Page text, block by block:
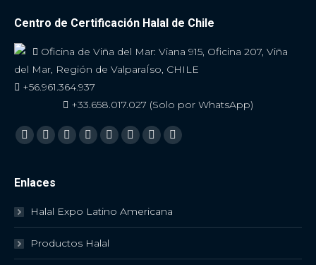
Centro de Certificación Halal de Chile
Oficina de Viña del Mar: Viana 915, Oficina 207, Viña
del Mar, Región de ValparaÍso, CHILE
+56.961.364.937
+33.658.017.027 (Solo por WhatsApp)
Encuéntranos en:
Facebook
TwitterYouTube
Linkedin
SkypeInstagram
MailViber
Enlaces
Halal Expo Latino Americana
Productos Halal